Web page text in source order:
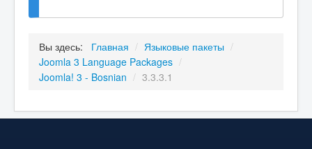
Вы здесь: Главная / Языковые пакеты /
Joomla 3 Language Packages /
Joomla! 3 - Bosnian / 3.3.3.1